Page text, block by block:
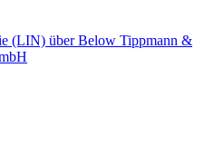
(LIN) über Below Tippmann &